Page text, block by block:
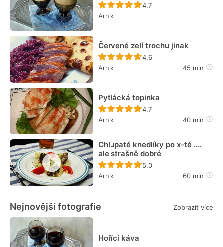
Recept ještě nebyl
4,7
Arnik
Červené zelí trochu jinak
Recept ještě nebyl
4,6
Arnik
45 min
Pytlácká topinka
Recept ještě nebyl
4,7
Arnik
40 min
Chlupaté knedlíky po x-té ....
ale strašně dobré
Recept ještě nebyl
5,0
Arnik
60 min
Nejnovější fotografie Zobrazit více
Hořící káva